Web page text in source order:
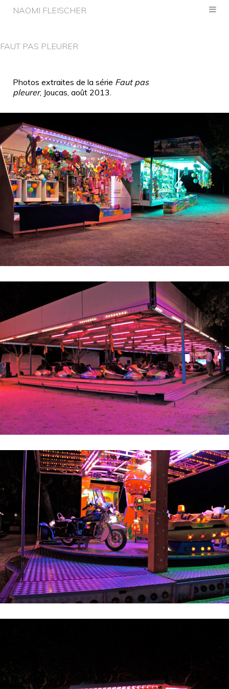
NAOMI FLEISCHER
FAUT PAS PLEURER
Photos extraites de la série Faut pas
pleurer, Joucas, août 2013.